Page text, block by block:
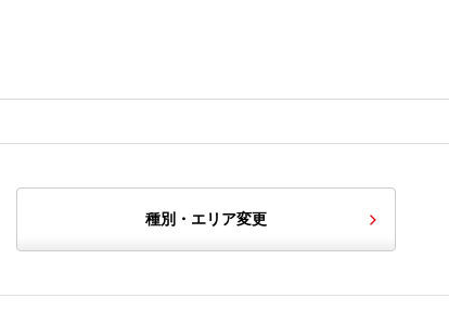
種別・エリア変更